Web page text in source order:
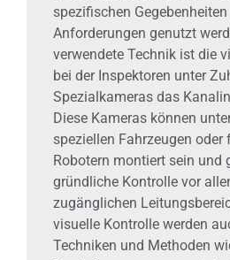
spezifischen
Anforderungen genutzt
verwendete Technik ist die
bei der Inspektoren unter
Spezialkameras das
Diese Kameras können
speziellen Fahrzeugen oder
Robotern montiert sein und
gründliche Kontrolle vor
zugänglichen
visuelle Kontrolle werden
Techniken und Methoden